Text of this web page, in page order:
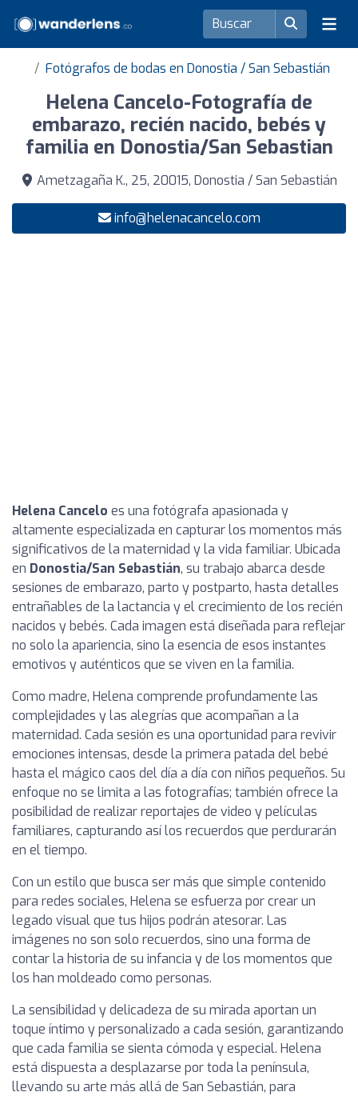
Fotógrafos de bodas en Donostia / San Sebastián
Helena Cancelo-Fotografía de
embarazo, recién nacido, bebés y
familia en Donostia/San Sebastian
Ametzagaña K., 25, 20015, Donostia / San Sebastián
info@helenacancelo.com
Helena Cancelo es una fotógrafa apasionada y
altamente especializada en capturar los momentos más
significativos de la maternidad y la vida familiar. Ubicada
en Donostia/San Sebastián, su trabajo abarca desde
sesiones de embarazo, parto y postparto, hasta detalles
entrañables de la lactancia y el crecimiento de los recién
nacidos y bebés. Cada imagen está diseñada para reflejar
no solo la apariencia, sino la esencia de esos instantes
emotivos y auténticos que se viven en la familia.
Como madre, Helena comprende profundamente las
complejidades y las alegrías que acompañan a la
maternidad. Cada sesión es una oportunidad para revivir
emociones intensas, desde la primera patada del bebé
hasta el mágico caos del día a día con niños pequeños. Su
enfoque no se limita a las fotografías; también ofrece la
posibilidad de realizar reportajes de video y películas
familiares, capturando así los recuerdos que perdurarán
en el tiempo.
Con un estilo que busca ser más que simple contenido
para redes sociales, Helena se esfuerza por crear un
legado visual que tus hijos podrán atesorar. Las
imágenes no son solo recuerdos, sino una forma de
contar la historia de su infancia y de los momentos que
los han moldeado como personas.
La sensibilidad y delicadeza de su mirada aportan un
toque íntimo y personalizado a cada sesión, garantizando
que cada familia se sienta cómoda y especial. Helena
está dispuesta a desplazarse por toda la península,
llevando su arte más allá de San Sebastián, para